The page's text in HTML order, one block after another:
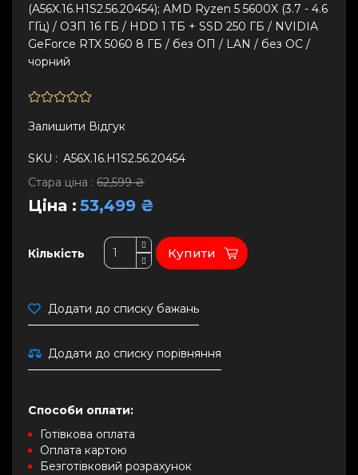
(A56X.16.H1S2.56.20454); AMD Ryzen 5 5600X (3.7 - 4.6
ГГц) / ОЗП 16 ГБ / HDD 1 ТБ + SSD 250 ГБ / NVIDIA
GeForce RTX 5060 8 ГБ / без ОП / LAN / без ОС /
чорний
Залишити Вiдгук
SKU : A56X.16.H1S2.56.20454
Стара ціна : 62,599 ₴
Ціна : 53,499 ₴
Кількість Купити
Додати до списку бажань
Додати до списку порівняння
Способи оплати:
Готівкова оплата
Оплата картою
Безготівковий розрахунок